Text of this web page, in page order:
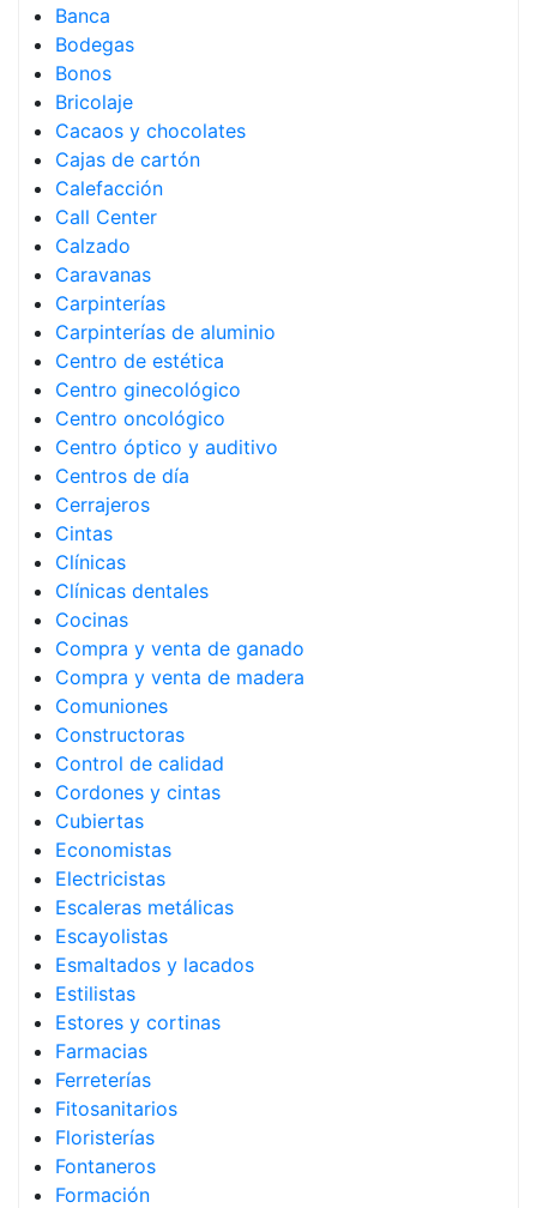
Banca
Bodegas
Bonos
Bricolaje
Cacaos y chocolates
Cajas de cartón
Calefacción
Call Center
Calzado
Caravanas
Carpinterías
Carpinterías de aluminio
Centro de estética
Centro ginecológico
Centro oncológico
Centro óptico y auditivo
Centros de día
Cerrajeros
Cintas
Clínicas
Clínicas dentales
Cocinas
Compra y venta de ganado
Compra y venta de madera
Comuniones
Constructoras
Control de calidad
Cordones y cintas
Cubiertas
Economistas
Electricistas
Escaleras metálicas
Escayolistas
Esmaltados y lacados
Estilistas
Estores y cortinas
Farmacias
Ferreterías
Fitosanitarios
Floristerías
Fontaneros
Formación